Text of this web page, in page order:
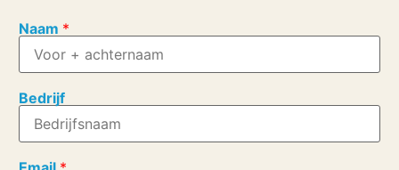
Naam *
B
e
i
j
Bedrijf